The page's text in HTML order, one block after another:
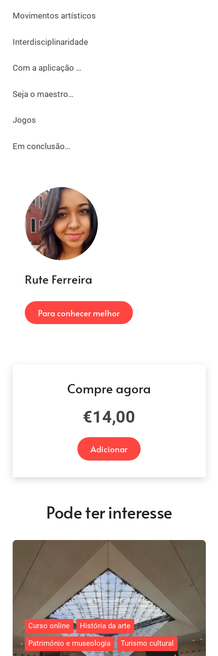
Movimentos artísticos
Interdisciplinaridade
Com a aplicação …
Seja o maestro…
Jogos
Em conclusão…
Rute Ferreira
Para conhecer melhor
Compre agora
€14,00
Adicionar
Pode ter interesse
Curso online
História da arte
Património e museologia
Turismo cultural